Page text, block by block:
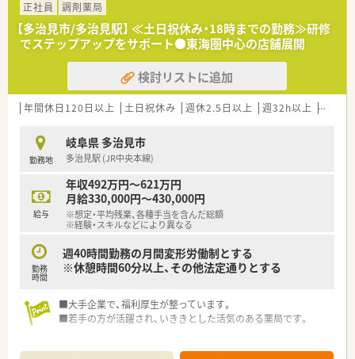
正社員
調剤薬局
【多治見市/多治見駅】 ≪土日祝休み・18時までの勤務≫研修
でステップアップをサポート●東海圏中心の店舗展開
検討リストに追加
年間休日120日以上 土日祝休み 週休2.5日以上 週32h以上 新卒可
勤務地
岐阜県 多治見市
多治見駅 (JR中央本線)
給与
年収492万円～621万円
月給330,000円～430,000円
※想定・平均残業、各種手当を含んだ総額
※経験・スキルなどにより異なる
勤務
時間
週40時間勤務の月間変形労働制とする
※休憩時間60分以上、その他法定通りとする
■大手企業で、福利厚生が整っています。
■若手の方が活躍され、いききとした活気のある薬局です。